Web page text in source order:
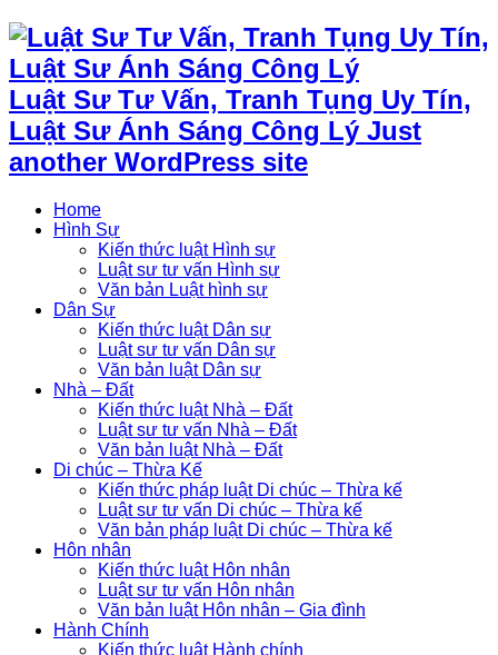
Luật Sư Tư Vấn, Tranh Tụng Uy Tín,
Luật Sư Ánh Sáng Công Lý Just
another WordPress site
Home
Hình Sự
Kiến thức luật Hình sự
Luật sư tư vấn Hình sự
Văn bản Luật hình sự
Dân Sự
Kiến thức luật Dân sự
Luật sư tư vấn Dân sự
Văn bản luật Dân sự
Nhà – Đất
Kiến thức luật Nhà – Đất
Luật sư tư vấn Nhà – Đất
Văn bản luật Nhà – Đất
Di chúc – Thừa Kế
Kiến thức pháp luật Di chúc – Thừa kế
Luật sư tư vấn Di chúc – Thừa kế
Văn bản pháp luật Di chúc – Thừa kế
Hôn nhân
Kiến thức luật Hôn nhân
Luật sư tư vấn Hôn nhân
Văn bản luật Hôn nhân – Gia đình
Hành Chính
Kiến thức luật Hành chính